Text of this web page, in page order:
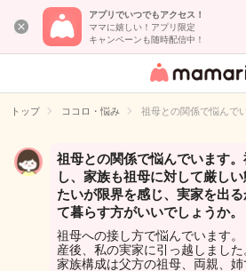
アプリでいつでもアクセス！
ママに嬉しい！アプリ限定
キャンペーンも随時配信中！
女性専用匿名QA
イト
トップ ココロ・悩み 祖母との関係で悩んで
祖母との関係で悩んでいます
し、家族も祖母に対して厳し
たいが限界を感じ、実家を出
て暮らす方がいいでしょうか。
祖母への接し方で悩んでいます。
産後、私の実家に引っ越しました
家族構成は父方の祖母、両親、姉